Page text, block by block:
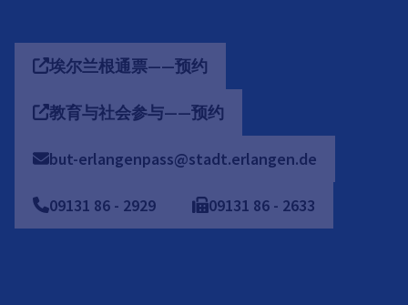
埃尔兰根通票——预约
教育与社会参与——预约
but-erlangenpass@stadt.erlangen.de
09131 86 - 2929 09131 86 - 2633